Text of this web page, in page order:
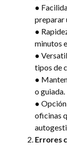
●
preparar
●
minutos
●
tipos de
●
o guiada.
●
oficinas
Errores